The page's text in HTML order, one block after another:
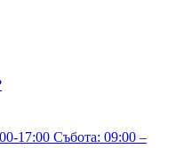
17:00 Събота: 09:00 –